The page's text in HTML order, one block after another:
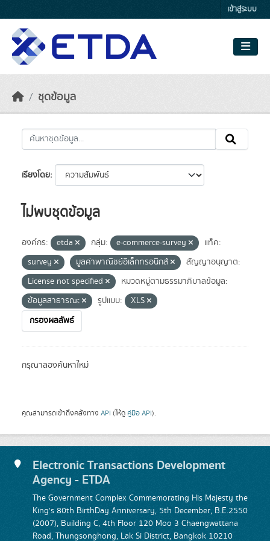
เข้าสู่ระบบ
ชุดข้อมูล
เรียงโดย
ไม่พบชุดข้อมูล
องค์กร: etda กลุ่ม: e-commerce-survey
แท็ค:
survey
มูลค่าพาณิชย์อิเล็กทรอนิกส์
สัญญาอนุญาต:
License not specified
หมวดหมู่ตามธรรมาภิบาลข้อมูล:
ข้อมูลสาธารณะ
รูปแบบ:
XLS
กรองผลลัพธ์
กรุณาลองค้นหาใหม่
คุณสามารถเข้าถึงคลังทาง API (ให้ดู คู่มือ API).
Electronic Transactions Development
Agency - ETDA
The Government Complex Commemorating His Majesty the
King's 80th BirthDay Anniversary, 5th December, B.E.2550
(2007), Building C, 4th Floor 120 Moo 3 Chaengwattana
Road, Thungsonghong, Lak Si District, Bangkok 10210